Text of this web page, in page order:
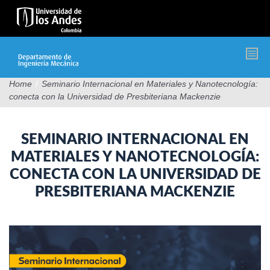
Pasar
contenido
Home / Seminario Internacional en Materiales y Nanotecnología:
conecta con la Universidad de Presbiteriana Mackenzie
SEMINARIO INTERNACIONAL EN
MATERIALES Y NANOTECNOLOGÍA:
CONECTA CON LA UNIVERSIDAD DE
PRESBITERIANA MACKENZIE